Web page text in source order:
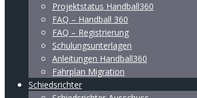
Projektstatus Handball360
FAQ – Handball 360
FAQ – Registrierung
Schulungsunterlagen
Anleitungen Handball360
Fahrplan Migration
Schiedsrichter